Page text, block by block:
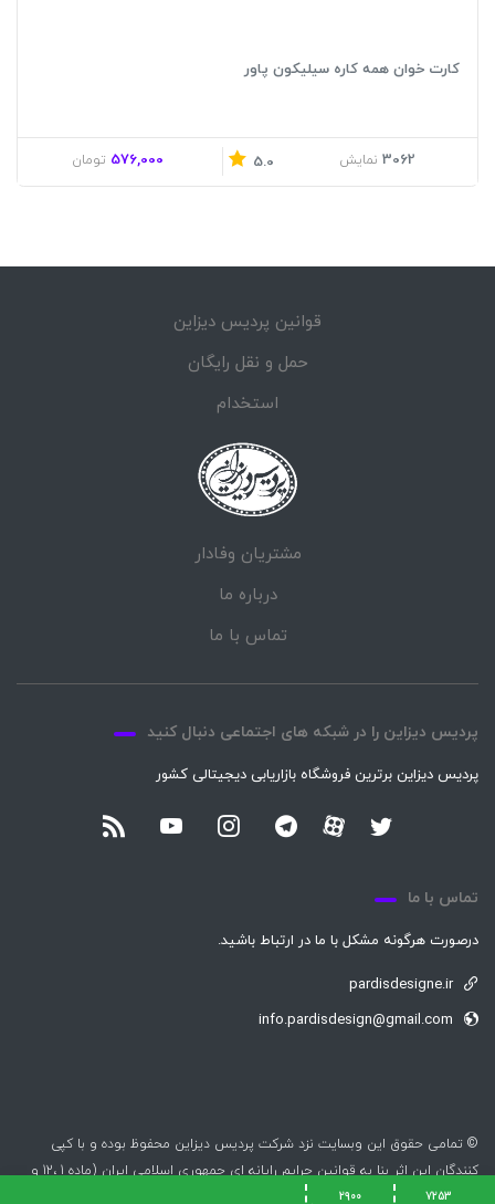
کارت خوان همه کاره سیلیکون پاور
3062 نمایش 5.0
576,000 تومان
7253
2900
قوانین پردیس دیزاین
حمل و نقل رایگان
استخدام
مشتریان وفادار
درباره ما
تماس با ما
پردیس دیزاین را در شبکه های اجتماعی دنبال کنید
پردیس دیزاین برترین فروشگاه بازاریابی دیجیتالی کشور
تماس با ما
درصورت هرگونه مشکل با ما در ارتباط باشید.
pardisdesigne.ir
info.pardisdesign@gmail.com
© تمامی حقوق این وبسایت نزد شرکت پردیس دیزاین محفوظ بوده و با کپی
کنندگان این اثر بنا به قوانین جرایم رایانه ای جمهوری اسلامی ایران (ماده 1 ،12 و